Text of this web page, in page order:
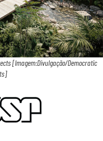
[Imagem:Divulgação/Democratic